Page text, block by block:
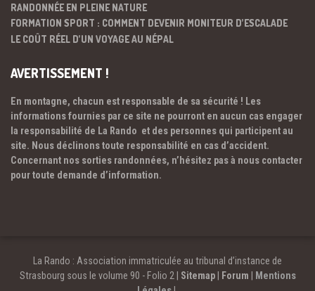
RANDONNÉE EN PLEINE NATURE
FORMATION SPORT : COMMENT DEVENIR MONITEUR D’ESCALADE
LE COÛT RÉEL D’UN VOYAGE AU NÉPAL
AVERTISSEMENT !
En montagne, chacun est responsable de sa sécurité ! Les
informations fournies par ce site ne pourront en aucun cas engager
la responsabilité de La Rando et des personnes qui participent au
site. Nous déclinons toute responsabilité en cas d’accident.
Concernant nos sorties randonnées, n’hésitez pas à nous contacter
pour toute demande d’information.
La Rando : Association immatriculée au tribunal d’instance de
Strasbourg sous le volume 90 - Folio 2 | Sitemap| Forum
Mentions